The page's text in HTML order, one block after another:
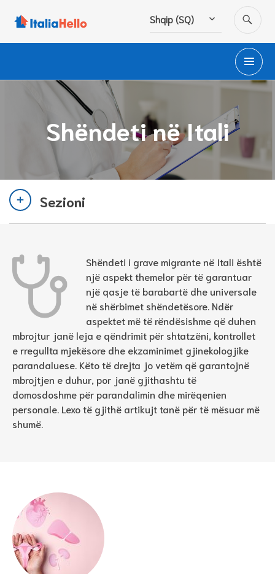
Shqip (SQ)
Shëndeti në Itali
Sezioni
Shëndeti i grave migrante në Itali është
një aspekt themelor për të garantuar
një qasje të barabartë dhe universale
në shërbimet shëndetësore. Ndër
aspektet më të rëndësishme që duhen
mbrojtur janë leja e qëndrimit për shtatzëni, kontrollet
e rregullta mjekësore dhe ekzaminimet gjinekologjike
parandaluese. Këto të drejta jo vetëm që garantojnë
mbrojtjen e duhur, por janë gjithashtu të
domosdoshme për parandalimin dhe mirëqenien
personale. Lexo të gjithë artikujt tanë për të mësuar më
shumë.